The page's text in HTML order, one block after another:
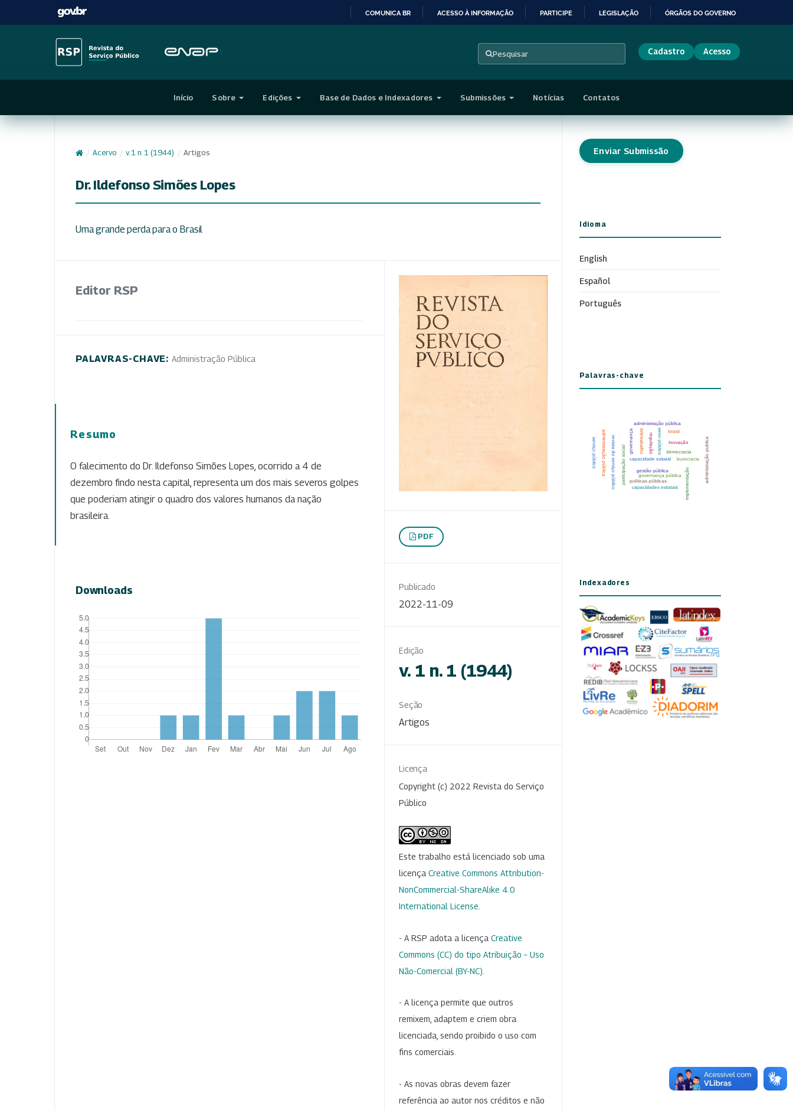
CONTEÚDO
COMUNICA BR ACESSO À INFORMAÇÃO PARTICIPE LEGISLAÇÃO ÓRGÃOS DO GOVERNO
Pesquisar Cadastro Acesso
Início Sobre Edições Base de Dados e Indexadores Submissões Notícias Contatos
/ Acervo / v. 1 n. 1 (1944) / Artigos
Dr. Ildefonso Simões Lopes
Uma grande perda para o Brasil
Editor RSP
PALAVRAS-CHAVE: Administração Pública
Resumo
O falecimento do Dr. Ildefonso Simões Lopes, ocorrido a 4 de
dezembro findo nesta capital, representa um dos mais severos golpes
que poderiam atingir o quadro dos valores humanos da nação
brasileira.
Downloads
PDF
Publicado
2022-11-09
Edição
v. 1 n. 1 (1944)
Seção
Artigos
Licença
Copyright (c) 2022 Revista do Serviço
Público
Este trabalho está licenciado sob uma
licença Creative Commons Attribution-
NonCommercial-ShareAlike 4.0
International License
- A RSP adota a licença Creative
Commons (CC) do tipo Atribuição – Uso
Não-Comercial (BY-NC)
- A licença permite que outros
remixem, adaptem e criem obra
licenciada, sendo proibido o uso com
fins comerciais.
- As novas obras devem fazer
referência ao autor nos créditos e não
Enviar Submissão
Idioma
English
Español
Português
Palavras-chave
Indexadores